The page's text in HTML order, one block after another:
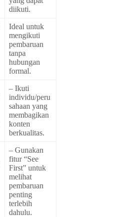
diikuti.
Ideal untuk
mengikuti
pembaruan
tanpa
hubungan
formal.
– Ikuti
individu/peru
sahaan yang
membagikan
konten
berkualitas.
– Gunakan
fitur “See
First” untuk
melihat
pembaruan
penting
terlebih
dahulu.